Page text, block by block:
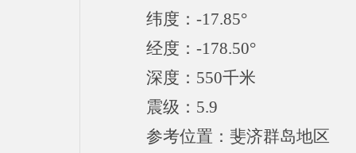
纬度：-17.85°
经度：-178.50°
深度：550千米
震级：5.9
参考位置：斐济群岛地区